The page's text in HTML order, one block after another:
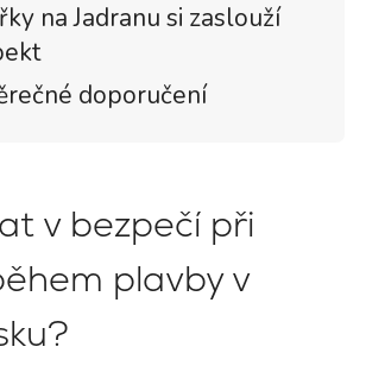
na Jadranu si zaslouží
doporučení
v bezpečí při
plavby v